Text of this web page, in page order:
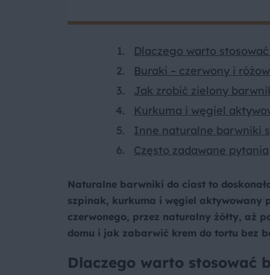
Dlaczego warto
Buraki – czerwony i
Jak zrobić zielony
Kurkuma i węgiel
Inne naturalne barwniki
Często zadawane pytania
Naturalne barwniki do ciast to
szpinak, kurkuma i węgiel aktywowany
czerwonego, przez naturalny żółty, aż
domu i jak zabarwić krem do tortu bez
Dlaczego warto stosować